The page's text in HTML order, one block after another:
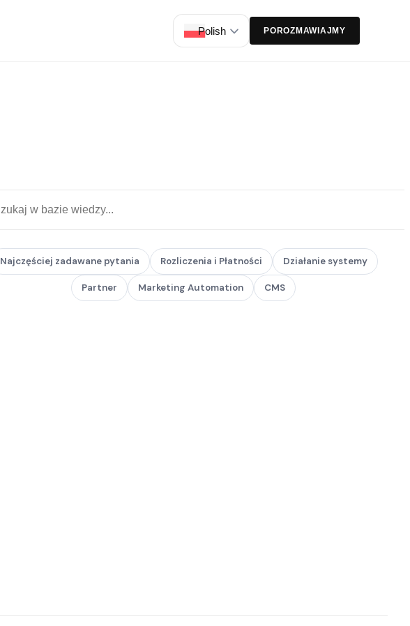
Polish POROZMAWIAJMY
Najczęściej zadawane pytania Rozliczenia i Płatności Działanie systemy
Partner Marketing Automation CMS